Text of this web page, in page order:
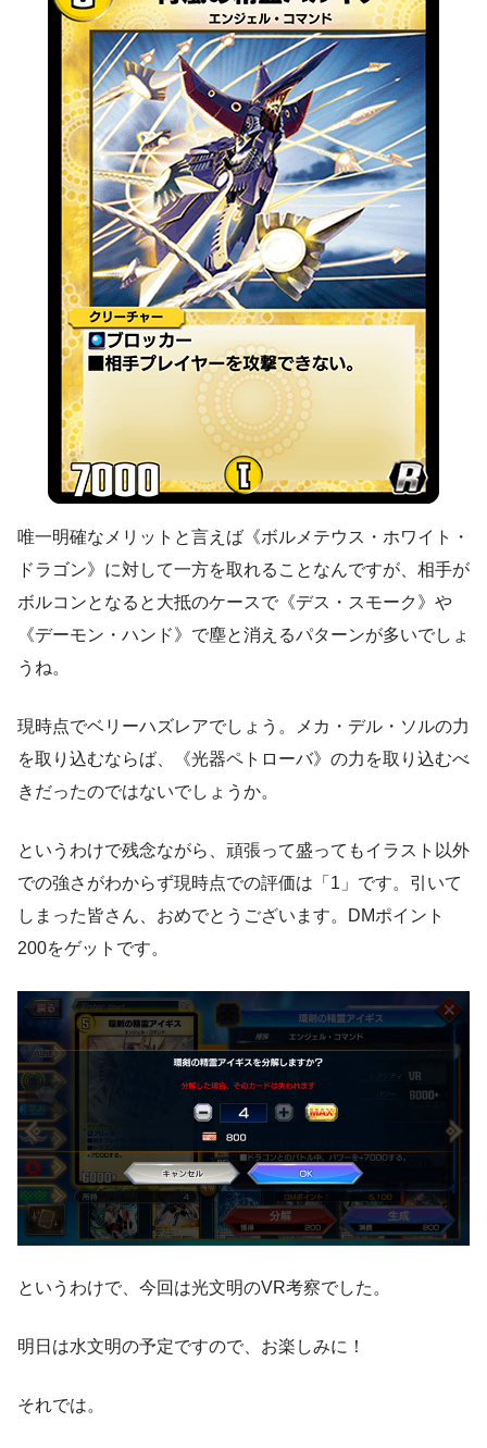
唯一明確なメリットと言えば《ボルメテウス・ホワイト・
ドラゴン》に対して一方を取れることなんですが、相手が
ボルコンとなると大抵のケースで《デス・スモーク》や
《デーモン・ハンド》で塵と消えるパターンが多いでしょ
うね。
現時点でベリーハズレアでしょう。メカ・デル・ソルの力
を取り込むならば、《光器ペトローバ》の力を取り込むべ
きだったのではないでしょうか。
というわけで残念ながら、頑張って盛ってもイラスト以外
での強さがわからず現時点での評価は「1」です。引いて
しまった皆さん、おめでとうございます。DMポイント
200をゲットです。
というわけで、今回は光文明のVR考察でした。
明日は水文明の予定ですので、お楽しみに！
それでは。